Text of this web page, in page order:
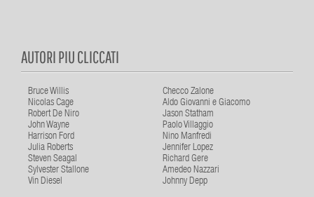
AUTORI PIU CLICCATI
Bruce Willis
Checco Zalone
Nicolas Cage
Aldo Giovanni e Giacomo
Robert De Niro
Jason Statham
John Wayne
Paolo Villaggio
Harrison Ford
Nino Manfredi
Julia Roberts
Jennifer Lopez
Steven Seagal
Richard Gere
Sylvester Stallone
Amedeo Nazzari
Vin Diesel
Johnny Depp